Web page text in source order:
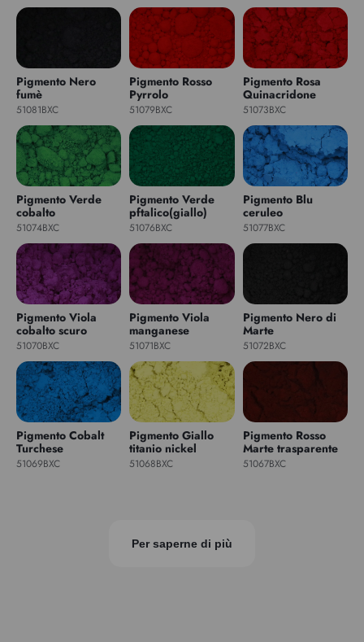
Pigmento Nero
fumè
51081BXC
Pigmento Rosso
Pyrrolo
51079BXC
Pigmento Rosa
Quinacridone
51073BXC
Pigmento Verde
cobalto
51074BXC
Pigmento Verde
pftalico(giallo)
51076BXC
Pigmento Blu
ceruleo
51077BXC
Pigmento Viola
cobalto scuro
51070BXC
Pigmento Viola
manganese
51071BXC
Pigmento Nero di
Marte
51072BXC
Pigmento Cobalt
Turchese
51069BXC
Pigmento Giallo
titanio nickel
51068BXC
Pigmento Rosso
Marte trasparente
51067BXC
Per saperne di più